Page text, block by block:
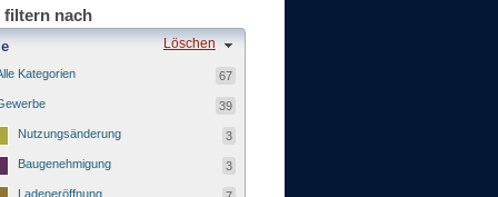
filtern nach
Löschen
Kategorien 67
39
Nutzungsänderung 3
Baugenehmigung 3
Ladeneröffnung